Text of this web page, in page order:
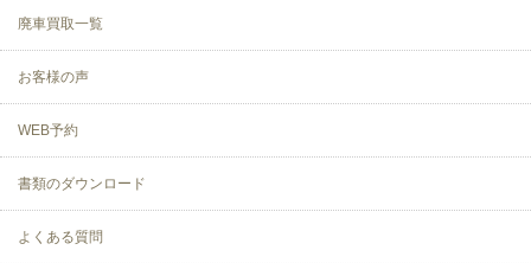
廃車買取一覧
お客様の声
WEB予約
書類のダウンロード
よくある質問